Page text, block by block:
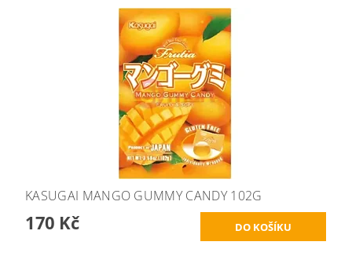
KASUGAI MANGO GUMMY CANDY 102G
170 Kč